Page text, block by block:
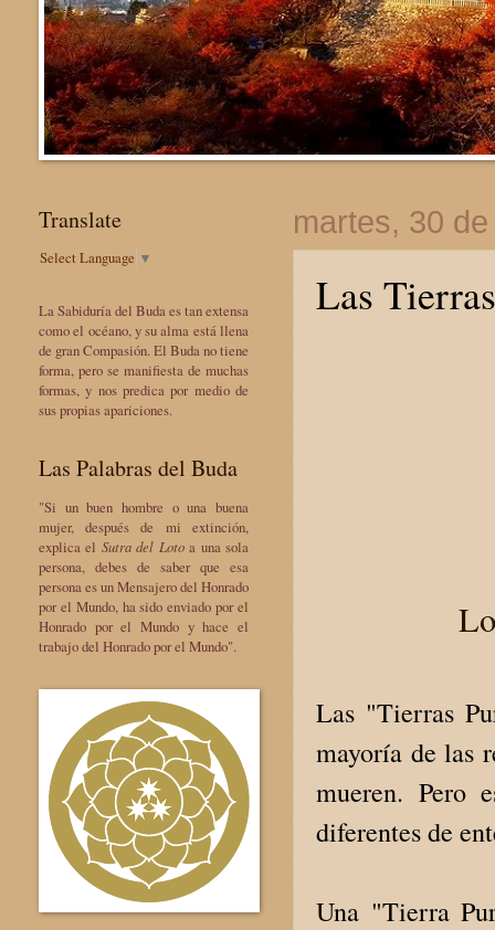
martes, 30
Las
Las "Tierras
mayoría de las
mueren. Pero
diferentes de
Una "Tierra
Translate
Select Language ▼
La Sabiduría del Buda es tan extensa
como el océano, y su alma está llena
de gran Compasión. El Buda no tiene
forma, pero se manifiesta de muchas
formas, y nos predica por medio de
sus propias apariciones.
Las Palabras del Buda
"Si un buen hombre o una buena
mujer, después de mi extinción,
explica el Sutra del Lotoa una sola
persona, debes de saber que esa
persona es un Mensajero del Honrado
por el Mundo, ha sido enviado por el
Honrado por el Mundo y hace el
trabajo del Honrado por el Mundo".